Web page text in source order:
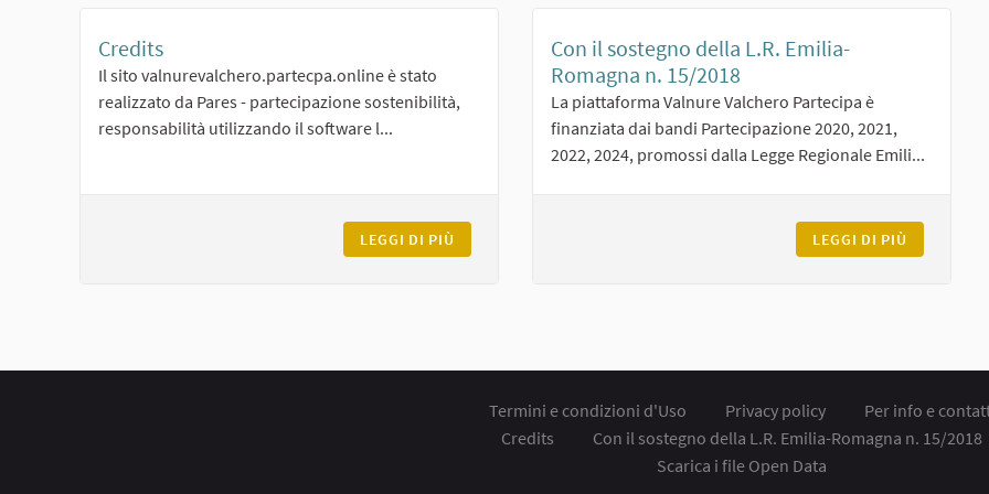
Credits
Il sito valnurevalchero.partecpa.online è stato
realizzato da Pares - partecipazione sostenibilità,
responsabilità utilizzando il software l...
LEGGI DI PIÙ
Con il sostegno della L.R. Emilia-
Romagna n. 15/2018
La piattaforma Valnure Valchero Partecipa è
finanziata dai bandi Partecipazione 2020, 2021,
2022, 2024, promossi dalla Legge Regionale Emili...
LEGGI DI PIÙ
Termini e condizioni d'Uso Privacy policy
Per info e
Credits
Con il sostegno della L.R. Emilia-Romagna n. 15/2018
Scarica i file Open Data